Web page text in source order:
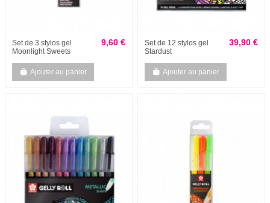
Set de 3 stylos gel
Moonlight Sweets
9,60 €
Ajouter au panier
Set de 12 stylos gel
Stardust
39,90 €
Ajouter au panier